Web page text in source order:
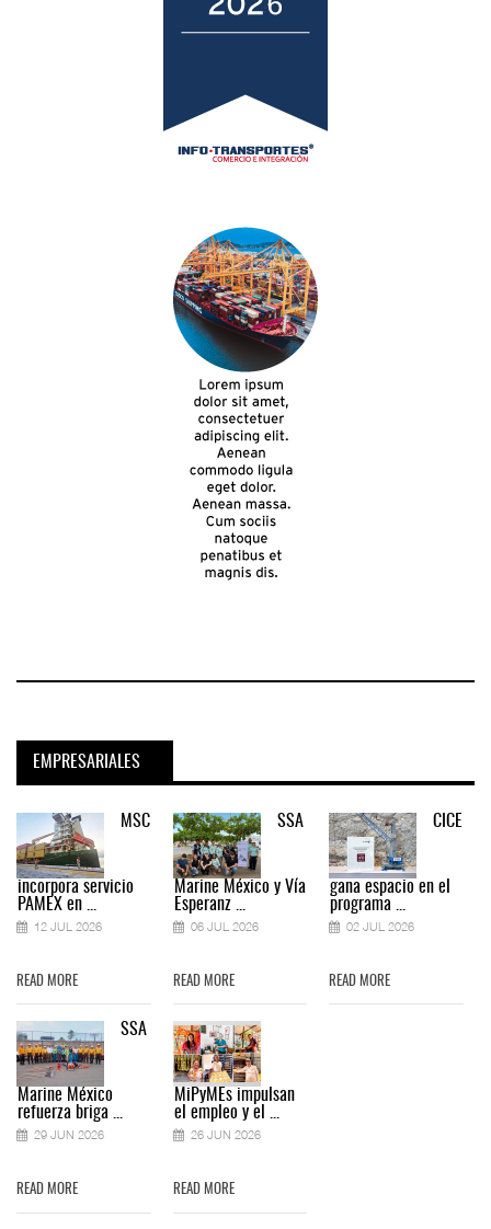
EMPRESARIALES
MSC
incorpora servicio
PAMEX en ...
12 JUL 2026
READ MORE
SSA
Marine México
refuerza briga ...
29 JUN 2026
READ MORE
SSA
Marine México y Vía
Esperanz ...
06 JUL 2026
READ MORE
MiPyMEs impulsan
el empleo y el ...
26 JUN 2026
READ MORE
CICE
gana espacio en el
programa ...
02 JUL 2026
READ MORE